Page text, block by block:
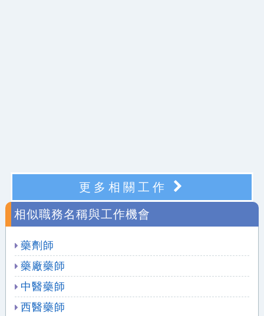
更多相關工作
相似職務名稱與工作機會
藥劑師
藥廠藥師
中醫藥師
西醫藥師